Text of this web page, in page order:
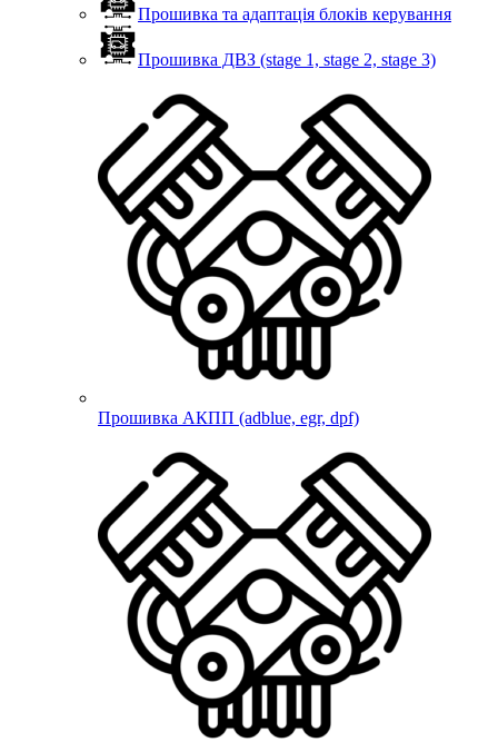
Прошивка та адаптація блоків керування
Прошивка ДВЗ (stage 1, stage 2, stage 3)
Прошивка АКПП (adblue, egr, dpf)